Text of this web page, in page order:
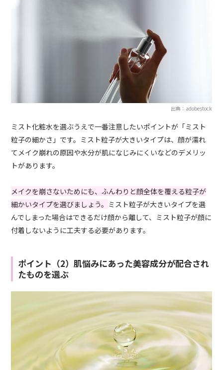
出典：adobestock
ミスト化粧水を選ぶうえで一番注意したいポイントが「ミスト
粒子の細かさ」です。ミスト粒子が大きいタイプは、顔が濡れ
てメイク崩れの原因や水分が肌になじみにくいなどのデメリッ
トがあります。
メイクを崩さないためにも、ふんわりと顔全体を覆える粒子が
細かいタイプを選びましょう。 ミスト粒子が大きいタイプを選
んでしまった場合はできるだけ顔から離して、ミスト粒子が顔に
付着しないように工夫する必要があります。
ポイント（2）肌悩みにあった美容成分が配合され
たものを選ぶ